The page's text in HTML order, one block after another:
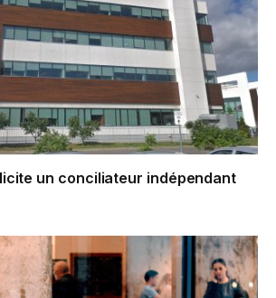
un conciliateur indépendant